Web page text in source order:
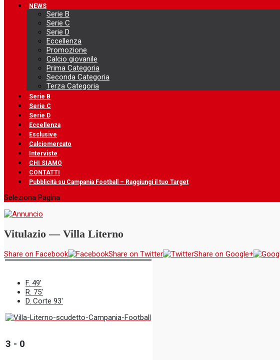
NEWS
Serie B
Serie C
Serie D
Eccellenza
Promozione
Calcio giovanile
Prima Categoria
Seconda Categoria
Terza Categoria
Serie B
Serie C
Serie D
Eccellenza
Esclusive
Calciomercato
Interviste
CHI SIAMO
CONTATTI
Pubblicità su Campania Football – Raggiungi il tuo Target
Seleziona Pagina
Vitulazio — Villa Literno
Share on Facebook Share on Twitter Share on Google+
F. 49'
R. 75'
D. Corte 93'
3 - 0